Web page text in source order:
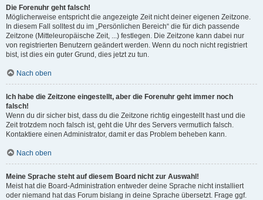
Die Forenuhr geht falsch!
Möglicherweise entspricht die angezeigte Zeit nicht deiner eigenen Zeitzone.
In diesem Fall solltest du im „Persönlichen Bereich“ die für dich passende
Zeitzone (Mitteleuropäische Zeit, ...) festlegen. Die Zeitzone kann dabei nur
von registrierten Benutzern geändert werden. Wenn du noch nicht registriert
bist, ist dies ein guter Grund, dies jetzt zu tun.
Nach oben
Ich habe die Zeitzone eingestellt, aber die Forenuhr geht immer noch
falsch!
Wenn du dir sicher bist, dass du die Zeitzone richtig eingestellt hast und die
Zeit trotzdem noch falsch ist, geht die Uhr des Servers vermutlich falsch.
Kontaktiere einen Administrator, damit er das Problem beheben kann.
Nach oben
Meine Sprache steht auf diesem Board nicht zur Auswahl!
Meist hat die Board-Administration entweder deine Sprache nicht installiert
oder niemand hat das Forum bislang in deine Sprache übersetzt. Frage ggf.